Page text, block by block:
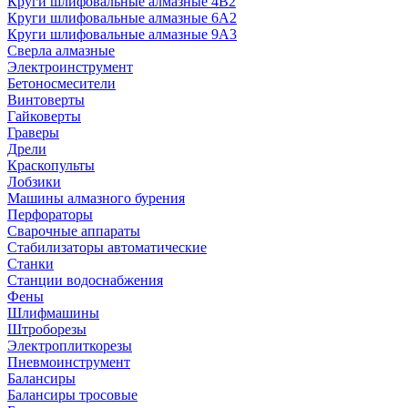
Круги шлифовальные алмазные 6A2
Круги шлифовальные алмазные 9А3
Сверла алмазные
Электроинструмент
Бетоносмесители
Винтоверты
Гайковерты
Граверы
Дрели
Краскопульты
Лобзики
Машины алмазного бурения
Перфораторы
Сварочные аппараты
Стабилизаторы автоматические
Станки
Станции водоснабжения
Фены
Шлифмашины
Штроборезы
Электроплиткорезы
Пневмоинструмент
Балансиры
Балансиры тросовые